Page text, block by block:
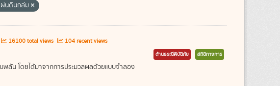
ผ่นดินถล่ม
16100 total views 104 recent views
ด้านธรณีพิบัติภัย สถิติทางการ
ลัน โดยได้มาจากการประมวลผลด้วยแบบจำลอง